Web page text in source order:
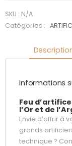
SKU : N/A
Catégories :
Informations
Feu
l’Or et de
Envie d’offrir à
grands
technique ?